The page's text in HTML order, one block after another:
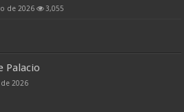
de 2026 3,055
Palacio
2026